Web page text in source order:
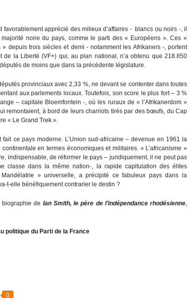
apprécié des milieux d’affaires - blancs ou noirs -, il
noire du pays, comme le parti des « Européens ». Ces «
depuis trois siècles et demi - notamment les Afrikaners -, portent
de la Liberté (VF+) qui, au plan national, n’a obtenu que 218.850
de moins que dans la précédente législature.
provinciaux avec 2,33 %, ne devant se contenter dans toutes
aux parlements locaux. Toutefois, son score le plus fort – 3 %
– capitale Bloemfontein -, où les ruraux de « l’Afrikanerdom »
remontaient, à bord de leurs charriots tirés par des bœufs, du Cap
« Le Grand Trek ».
ce pays moderne. L’Union sud-africaine – devenue en 1961 la
en termes économiques et militaires. « L’africanisme »
indispensable, de réformer le pays – juridiquement, il ne peut pas
classe dans la même nation-, la rapide capitulation des élites
» universelle, a précipité ce fabuleux pays dans la
t-elle bénéfiquement contrarier le destin ?
de Ian Smith, le père de l’indépendance rhodésienne,
politique du Parti de la France
0